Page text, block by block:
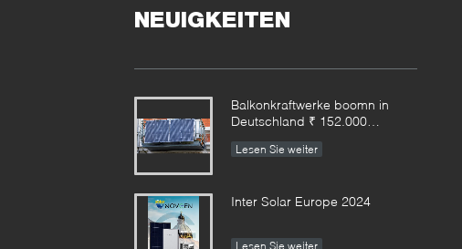
NEUIGKEITEN
Balkonkraftwerke boomn in
Deutschland ₹ 152.000
Halbjahr
Lesen Sie weiter
Inter Solar Europe 2024
Lesen Sie weiter